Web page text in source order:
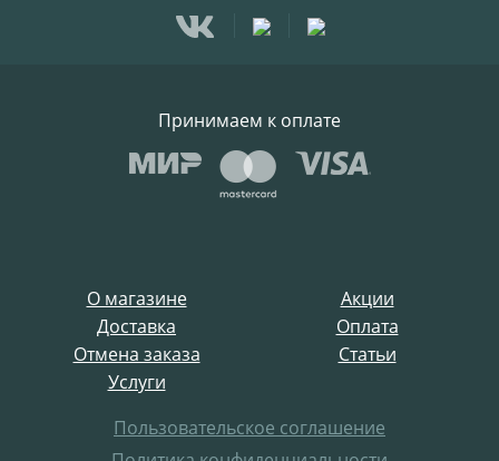
О магазине
Акции
Доставка
Оплата
Отмена заказа
Статьи
Услуги
Пользовательское соглашение
Принимаем к оплате